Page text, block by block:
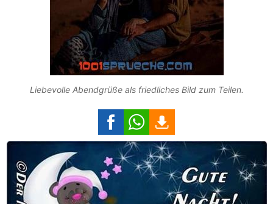
Liebevolle Abendgrüße als friedliches Bild zum Teilen.